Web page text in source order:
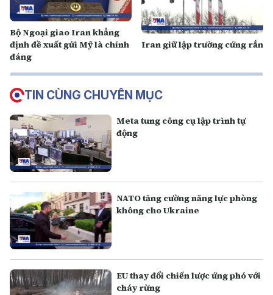
Bộ Ngoại giao Iran khẳng
định đề xuất gửi Mỹ là chính
đáng
Iran giữ lập trường cứng rắn
TIN CÙNG CHUYÊN MỤC
Meta tung công cụ lập trình tự
động
NATO tăng cường năng lực phòng
không cho Ukraine
EU thay đổi chiến lược ứng phó với
cháy rừng